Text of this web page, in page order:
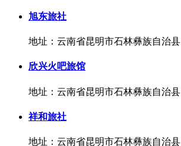
旭东旅社
地址：云南省昆明市石林彝族自治县
欣兴火吧旅馆
地址：云南省昆明市石林彝族自治县
祥和旅社
地址：云南省昆明市石林彝族自治县